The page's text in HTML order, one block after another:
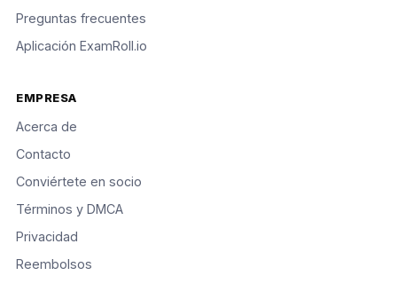
Preguntas frecuentes
Aplicación ExamRoll.io
EMPRESA
Acerca de
Contacto
Conviértete en socio
Términos y DMCA
Privacidad
Reembolsos